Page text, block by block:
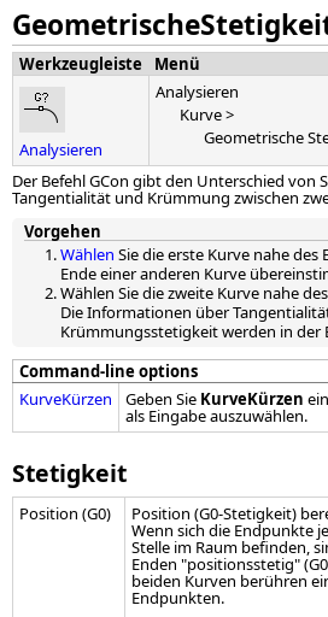
Werkzeugleiste Menü
Analysieren
Analysieren
Kurve >
Geometrische
Der Befehl GCon gibt den Unterschied von
Tangentialität und Krümmung zwischen
Vorgehen
Wählen Sie die erste Kurve nahe des
Ende einer anderen Kurve
Wählen Sie die zweite Kurve nahe
Die Informationen über
Krümmungsstetigkeit werden in der
Command-line options
KurveKürzen
Geben Sie KurveKürzen
als Eingabe auszuwählen.
Stetigkeit
Position (G0) Position (G0-Stetigkeit)
Wenn sich die Endpunkte
Stelle im Raum befinden,
Enden "positionsstetig"
beiden Kurven berühren
Endpunkten.